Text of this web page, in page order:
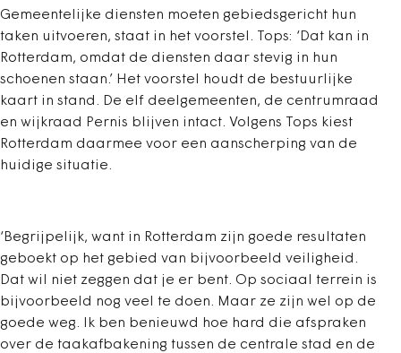
Gemeentelijke diensten moeten gebiedsgericht hun
taken uitvoeren, staat in het voorstel. Tops: ‘Dat kan in
Rotterdam, omdat de diensten daar stevig in hun
schoenen staan.’ Het voorstel houdt de bestuurlijke
kaart in stand. De elf deelgemeenten, de centrumraad
en wijkraad Pernis blijven intact. Volgens Tops kiest
Rotterdam daarmee voor een aanscherping van de
huidige situatie.
‘Begrijpelijk, want in Rotterdam zijn goede resultaten
geboekt op het gebied van bijvoorbeeld veiligheid.
Dat wil niet zeggen dat je er bent. Op sociaal terrein is
bijvoorbeeld nog veel te doen. Maar ze zijn wel op de
goede weg. Ik ben benieuwd hoe hard die afspraken
over de taakafbakening tussen de centrale stad en de